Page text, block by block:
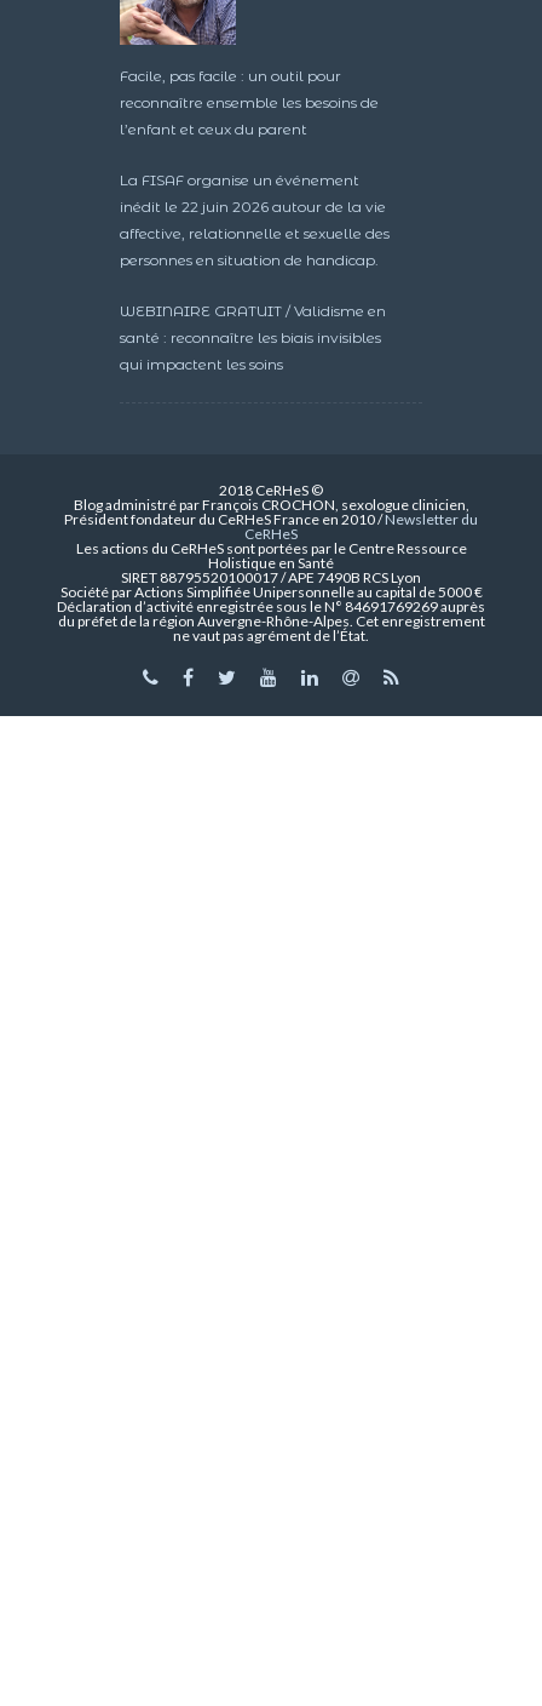
Facile, pas facile : un outil pour
reconnaître ensemble les besoins de
l’enfant et ceux du parent
La FISAF organise un événement
inédit le 22 juin 2026 autour de la vie
affective, relationnelle et sexuelle des
personnes en situation de handicap.
WEBINAIRE GRATUIT / Validisme en
santé : reconnaître les biais invisibles
qui impactent les soins
2018 CeRHeS ©
Blog administré par François CROCHON, sexologue clinicien,
Président fondateur du CeRHeS France en 2010 /Newsletter du
CeRHeS
Les actions du CeRHeS sont portées par le Centre Ressource
Holistique en Santé
SIRET 88795520100017 / APE 7490B RCS Lyon
Société par Actions Simplifiée Unipersonnelle au capital de 5000 €
Déclaration d’activité enregistrée sous le N° 84691769269 auprès
du préfet de la région Auvergne-Rhône-Alpes. Cet enregistrement
ne vaut pas agrément de l’État.